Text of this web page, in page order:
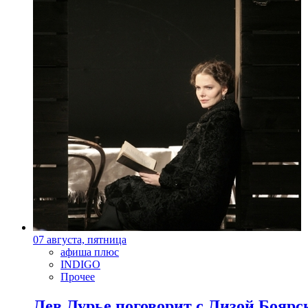
07 августа, пятница
афиша плюс
INDIGO
Прочее